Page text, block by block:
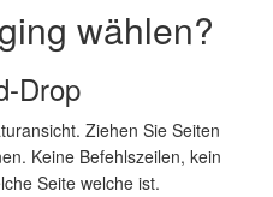
wählen?
Drop
Ziehen Sie Seiten
Keine Befehlszeilen, kein
Seite welche ist.